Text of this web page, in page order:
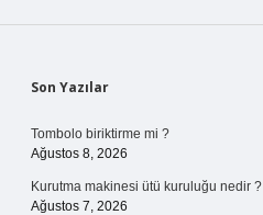
Sidebar
Son Yazılar
Tombolo biriktirme mi ?
Ağustos 8, 2026
Kurutma makinesi ütü kuruluğu nedir ?
Ağustos 7, 2026